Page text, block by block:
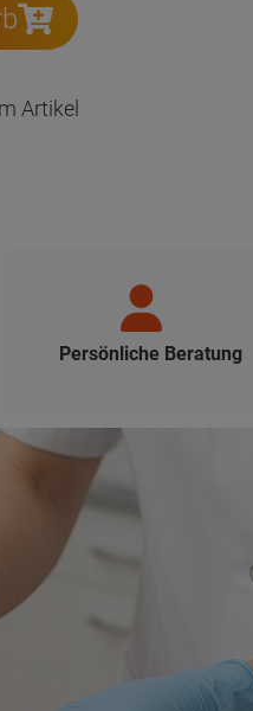
Artikel
Persönliche Beratung